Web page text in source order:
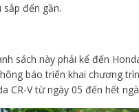
đến gần.
sách này phải kể đến
báo triển khai chương
CR-V từ ngày 05 đến hết